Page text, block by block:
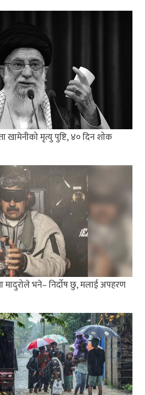
खामेनीको मृत्यु पुष्टि, ४० दिन शोक
मादुरोले भने– निर्दोष छु, मलाई अपहरण